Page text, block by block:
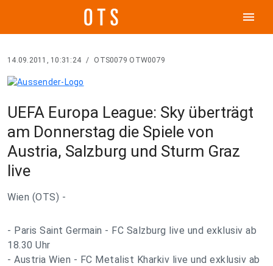
menu
14.09.2011, 10:31:24 / OTS0079 OTW0079
UEFA Europa League: Sky überträgt
am Donnerstag die Spiele von
Austria, Salzburg und Sturm Graz
live
Wien (OTS) -
- Paris Saint Germain - FC Salzburg live und exklusiv ab
18.30 Uhr
- Austria Wien - FC Metalist Kharkiv live und exklusiv ab